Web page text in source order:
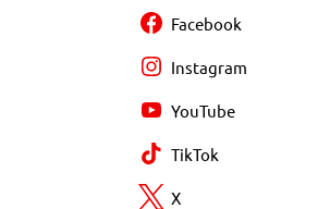
Facebook
Instagram
YouTube
TikTok
X